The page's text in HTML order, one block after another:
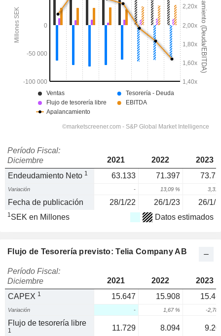
Período Fiscal:
Diciembre
2021 2022
2023
Endeudamiento Neto 1 63.133 71.397
Variación - 13,09 % 3,31
Fecha de publicación 28/1/22 26/1/23 26/1/
1SEK en Millones Datos estimados
Flujo de Tesorería previsto: Telia Company AB
Período Fiscal:
Diciembre
2021 2022
2023
CAPEX 1 15.647 15.908
Variación - 1,67 % -2,78
Flujo de tesorería libre
1 11.729 8.094